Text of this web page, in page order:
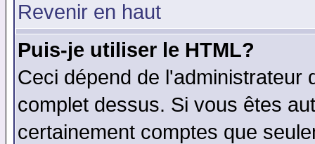
Revenir en haut
Puis-je utiliser le HTML?
Ceci dépend de l'administrateur
complet dessus. Si vous êtes
certainement comptes que